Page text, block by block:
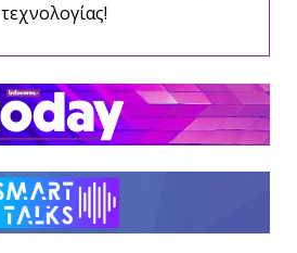
τεχνολογίας!